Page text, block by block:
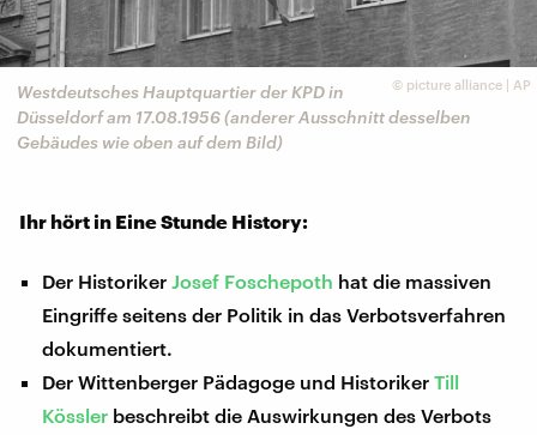
© picture alliance | AP
Westdeutsches Hauptquartier der KPD in
Düsseldorf am 17.08.1956 (anderer Ausschnitt desselben
Gebäudes wie oben auf dem Bild)
Ihr hört in Eine Stunde History:
Der Historiker Josef Foschepoth hat die massiven
Eingriffe seitens der Politik in das Verbotsverfahren
dokumentiert.
Der Wittenberger Pädagoge und HistorikerTill
Kössler beschreibt die Auswirkungen des Verbots